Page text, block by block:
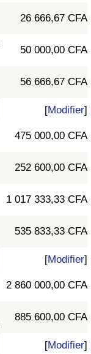
26 666,67 CFA
50 000,00 CFA
56 666,67 CFA
[Modifier]
475 000,00 CFA
252 600,00 CFA
1 017 333,33 CFA
535 833,33 CFA
[Modifier]
2 860 000,00 CFA
885 600,00 CFA
[Modifier]